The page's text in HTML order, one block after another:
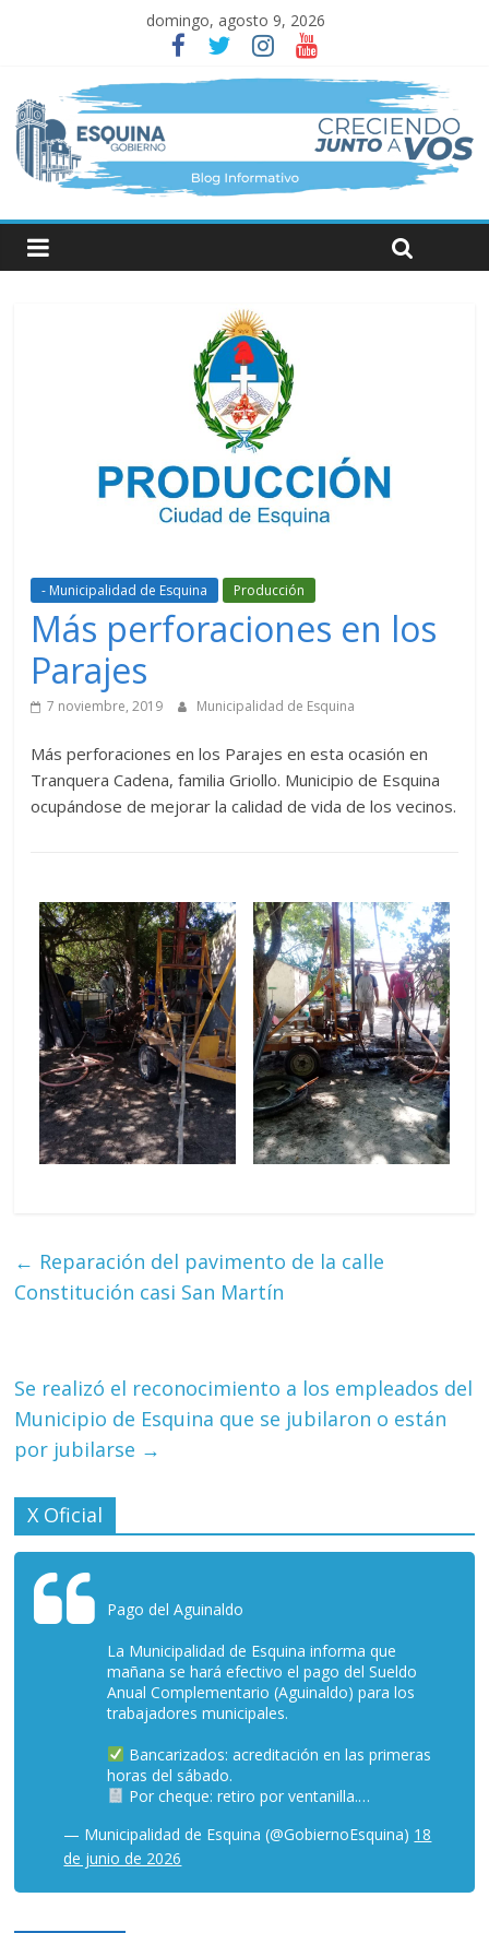
domingo, agosto 9, 2026
- Municipalidad de Esquina Producción
Más perforaciones en los
Parajes
7 noviembre, 2019 Municipalidad de Esquina
Más perforaciones en los Parajes en esta ocasión en
Tranquera Cadena, familia Griollo. Municipio de Esquina
ocupándose de mejorar la calidad de vida de los vecinos.
← Reparación del pavimento de la calle
Constitución casi San Martín
Se realizó el reconocimiento a los empleados del
Municipio de Esquina que se jubilaron o están
por jubilarse →
X Oficial
Pago del Aguinaldo
La Municipalidad de Esquina informa que
mañana se hará efectivo el pago del Sueldo
Anual Complementario (Aguinaldo) para los
trabajadores municipales.
Bancarizados: acreditación en las primeras
horas del sábado.
Por cheque: retiro por ventanilla.…
— Municipalidad de Esquina (@GobiernoEsquina) 18
de junio de 2026